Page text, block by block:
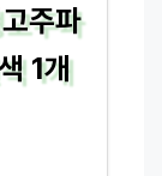
주파
1개